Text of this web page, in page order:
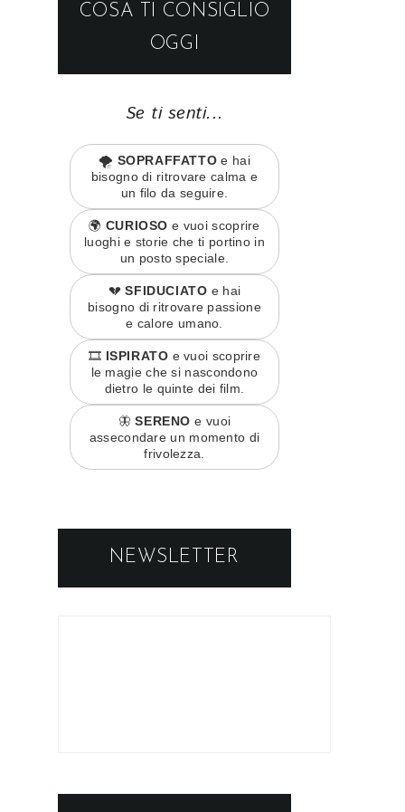
COSA TI CONSIGLIO
OGGI
Se ti senti...
🌪️ SOPRAFFATTO e hai
bisogno di ritrovare calma e
un filo da seguire.
🌍 CURIOSO e vuoi scoprire
luoghi e storie che ti portino in
un posto speciale.
💔SFIDUCIATO e hai
bisogno di ritrovare passione
e calore umano.
🎞️ ISPIRATO e vuoi scoprire
le magie che si nascondono
dietro le quinte dei film.
🦋SERENO e vuoi
assecondare un momento di
frivolezza.
NEWSLETTER